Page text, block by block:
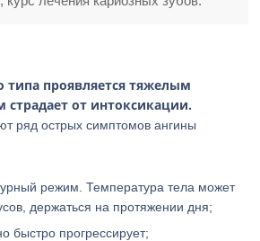
типа проявляется тяжелым
страдает от интоксикации.
ряд острых симптомов ангины
режим. Температура тела может
держаться на протяжении дня;
быстро прогрессирует;